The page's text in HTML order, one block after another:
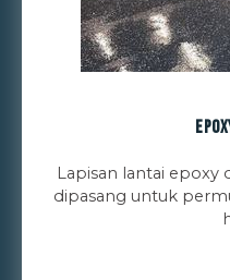
Lapisan lantai
dipasang untuk